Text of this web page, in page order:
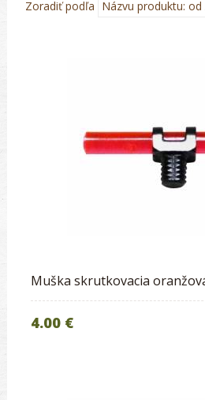
Zoradiť podľa
Muška skrutkovacia
4.00 €